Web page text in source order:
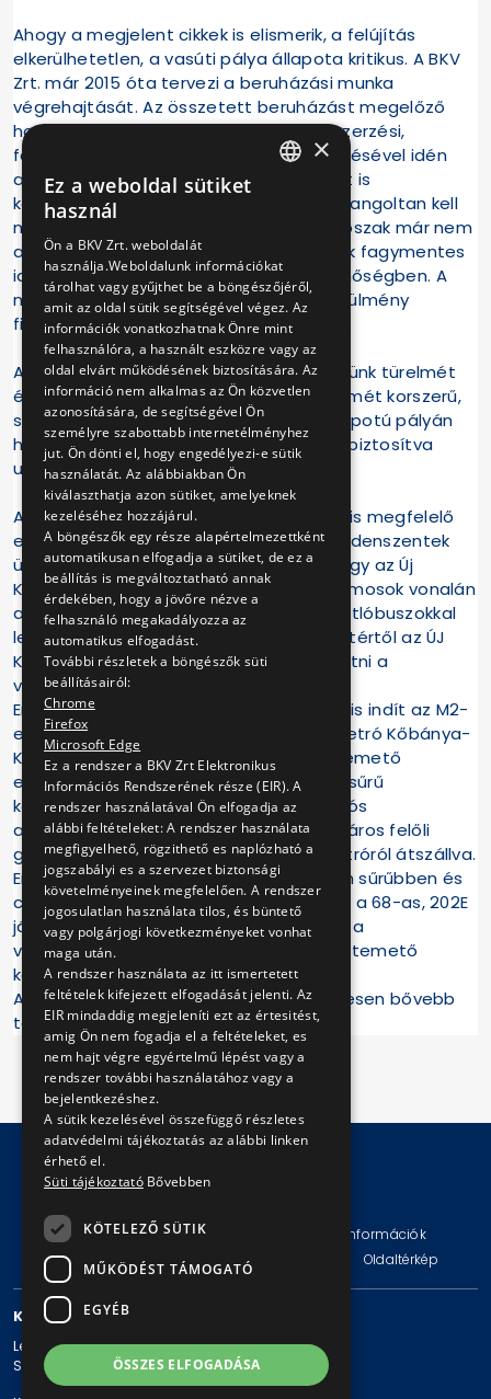
Ahogy a megjelent cikkek is elismerik, a felújítás
elkerülhetetlen, a vasúti pálya állapota kritikus. A BKV
Zrt. már 2015 óta tervezi a beruházási munka
végrehajtását. Az összetett beruházást megelőző
hosszas előkészítési, tervezési, közbeszerzési,
felkészülési munka a szerződés megkötésével idén
augusztusban zárult. A vágányzár idejét is
körültekintően, más projektekkel összehangoltan kell
meghatározni. Műszaki okokból a téli időszak már nem
alkalmas vasúti pálya építésére, az csak fagymentes
időjárás alatt végezhető megfelelő minőségben. A
munkavégzés időpontja valamennyi körülmény
figyelembevételével került ütemezésre.
A felújítás idejére kérjük utazóközönségünk türelmét
és megértését! A felújítást követően ismét korszerű,
sebességkorlátozás-mentes, kiváló állapotú pályán
haladhatnak villamosaink, hosszú távra biztosítva
utasaink kiszolgálását!
A BKK, ahogy eddig minden évben, idén is megfelelő
eljutási lehetőséget biztosít majd a Mindenszentek
ünnepe idején valamennyi temetőhöz, így az Új
Köztemetőhöz is. A 28-as és 37-es villamosok vonalán
a Népszínház utcai szakaszon ugyan pótlóbuszokkal
lehet majd utazni, ugyanakkor az Orczy tértől az ÚJ
Köztemető felé változatlanul el lehet jutni a
villamosokkal.
Emellett a BKK új rendkívüli gyorsjáratot is indít az M2-
es metró Örs vezér tere és az M3-as metró Kőbánya-
Kispest végállomása között az ÚJ Köztemető
elérésének segítése érdekében, amely sűrű
közlekedéssel és nagy kapacitású csuklós
autóbuszokkal biztosítja a temető belváros felőli
gyors elérését a M2-es vagy M3-as metróról átszállva.
Emellett a korábbi éveknek megfelelően sűrűbben és
csuklós autóbuszokkal közlekedik 95-ös, a 68-as, 202E
járat, és ugyancsak sűrítve közlekednek a
villamosjáratok az Orczy tér és az Új Köztemető
között.
A részletes forgalmi rendről a BKK rövidesen bővebb
tájékoztatást ad.
Impresszum Jogi nyilatkozat
Technikai információk
Adatvédelmi politika és tájékoztatások
Oldaltérkép
KAPCSOLAT
Levelezési cím: 1980 Budapest, Pf. 11.
Székhely: 1980 Budapest, Akácfa u. 15.
×
Ez a weboldal sütiket
használ
Ön a BKV Zrt. weboldalát
használja.Weboldalunk információkat
tárolhat vagy gyűjthet be a böngészőjéről,
amit az oldal sütik segítségével végez. Az
információk vonatkozhatnak Önre mint
felhasználóra, a használt eszközre vagy az
oldal elvárt működésének biztosítására. Az
információ nem alkalmas az Ön közvetlen
azonosítására, de segítségével Ön
személyre szabottabb internetélményhez
jut. Ön dönti el, hogy engedélyezi-e sütik
használatát. Az alábbiakban Ön
kiválaszthatja azon sütiket, amelyeknek
kezeléséhez hozzájárul.
A böngészők egy része alapértelmezettként
automatikusan elfogadja a sütiket, de ez a
beállítás is megváltoztatható annak
érdekében, hogy a jövőre nézve a
felhasználó megakadályozza az
automatikus elfogadást.
További részletek a böngészők süti
beállításairól:
Chrome
Firefox
Microsoft Edge
Ez a rendszer a BKV Zrt Elektronikus
Információs Rendszerének része (EIR). A
rendszer használatával Ön elfogadja az
alábbi feltételeket: A rendszer használata
megfigyelhető, rögzithető es naplózható a
jogszabályi es a szervezet biztonsági
követelményeinek megfelelően. A rendszer
jogosulatlan használata tilos, és büntető
vagy polgárjogi következményeket vonhat
maga után.
A rendszer használata az itt ismertetett
feltételek kifejezett elfogadását jelenti. Az
EIR mindaddig megjeleníti ezt az értesitést,
amig Ön nem fogadja el a feltételeket, es
nem hajt végre egyértelmű lépést vagy a
rendszer további használatához vagy a
bejelentkezéshez.
A sütik kezelésével összefüggő részletes
adatvédelmi tájékoztatás az alábbi linken
érhető el.
Süti tájékoztató Bővebben
KÖTELEZŐ SÜTIK
MŰKÖDÉST TÁMOGATÓ
EGYÉB
ÖSSZES ELFOGADÁSA